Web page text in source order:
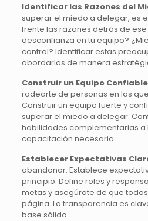
Identificar las Razones del
superar el miedo a delegar, es
frente las razones detrás de ese
desconfianza en tu equipo?
control? Identificar estas
abordarlas de manera
Construir un Equipo Confiable
rodearte de personas en las
Construir un equipo fuerte y
superar el miedo a delegar.
habilidades complementarias a
capacitación necesaria.
Establecer Expectativas
abandonar. Establece
principio. Define roles y
metas y asegúrate de que
página. La transparencia es
base sólida.